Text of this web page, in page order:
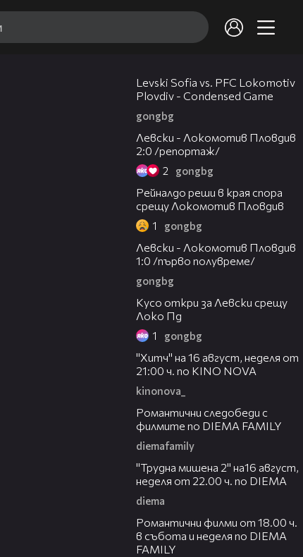
Levski Sofia vs. PFC Lokomotiv
Plovdiv - Condensed Game
gongbg
Левски - Локомотив Пловдив
2:0 /репортаж/
2 gongbg
Рейналдо реши в края спора
срещу Локомотив Пловдив
1 gongbg
Левски - Локомотив Пловдив
1:0 /първо полувреме/
gongbg
Кусо откри за Левски срещу
Локо Пд
1 gongbg
"Хитч" на 16 август, неделя от
21:00 ч. по KINO NOVA
kinonova_
Романтични следобеди с
филмите по DIEMA FAMILY
diemafamily
"Трудна мишена 2" на16 август,
неделя от 22.00 ч. по DIEMA
diema
Романтични филми от 18.00 ч.
в събота и неделя по DIEMA
FAMILY